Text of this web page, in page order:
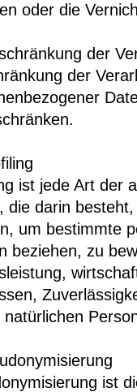
oder die
der
der
ist jede Art der
die darin
um bestimmte
beziehen, zu
natürlichen
ist